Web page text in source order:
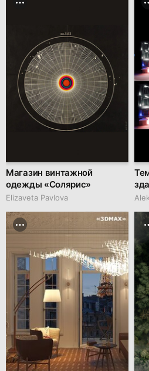
Магазин винтажной
одежды «Солярис»
Elizaveta Pavlova